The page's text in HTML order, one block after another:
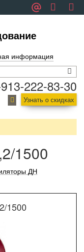
информация
222-83-30
Узнать о скидках
1500
ДН
1500